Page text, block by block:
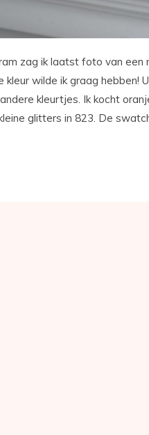
zag ik laatst foto van een
kleur wilde ik graag hebben!
kleurtjes. Ik kocht
glitters in 823. De